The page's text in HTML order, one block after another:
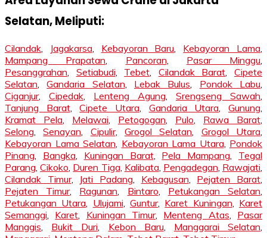
Selatan, Meliputi:
Cilandak Jagakarsa Kebayoran Baru Kebayoran Lama
Mampang Prapatan
Pancoran Pasar Minggu
Pesanggrahan
Setiabudi Tebet Cilandak Barat ,Cipete
Selatan ,Gandaria Selatan Lebak Bulus Pondok Labu
Ciganjur, Cipedak Lenteng Agung Srengseng Sawah
Tanjung Barat,Cipete Utara Gandaria Utara ,Gunung
Kramat Pela
Melawai Petogogan Pulo Rawa Barat
Selong ,Senayan Cipulir,Grogol Selatan Grogol Utara
Kebayoran Lama Selatan Kebayoran Lama Utara Pondok
Pinang
Bangka Kuningan Barat, Pela Mampang
Tegal
Parang ,Cikoko Duren Tiga Kalibata Pengadegan Rawajati
Cilandak Timur, Jati Padang Kebagusan Pejaten Barat
Pejaten Timur, Ragunan Bintaro Petukangan Selatan
Petukangan Utara
Ulujami ,Guntur, Karet Kuningan
Karet
Semanggi
Karet Kuningan Timur, Menteng Atas
Pasar
Manggis
Bukit Duri Kebon Baru Manggarai Selatan